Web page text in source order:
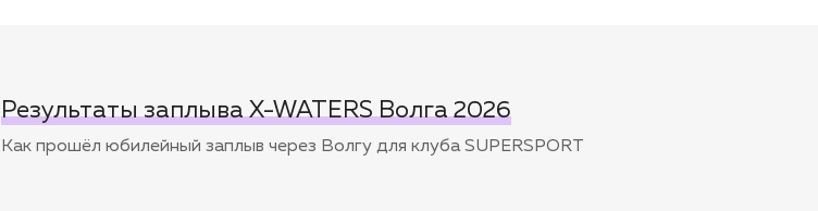
Результаты заплыва X-WATERS Волга 2026
Как прошёл юбилейный заплыв через Волгу для клуба SUPERSPORT